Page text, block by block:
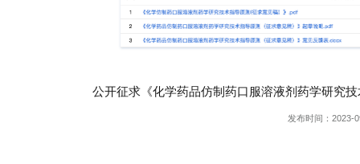
公开征求《化学药品仿制药口服溶液剂药学研究
发布时间：2023-